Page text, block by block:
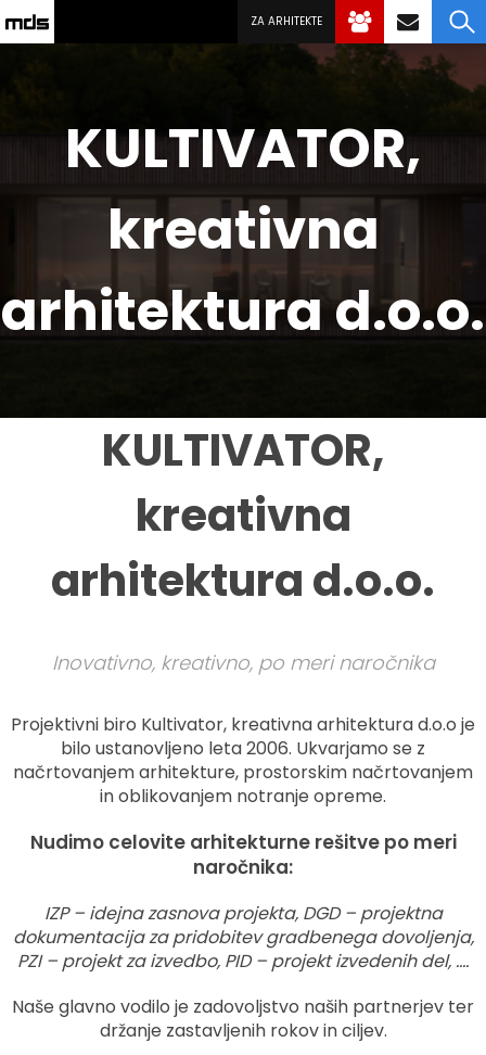
ZA ARHITEKTE
KULTIVATOR,
kreativna
arhitektura d.o.o.
KULTIVATOR,
kreativna
arhitektura d.o.o.
Inovativno, kreativno, po meri naročnika
Projektivni biro Kultivator, kreativna arhitektura d.o.o je
bilo ustanovljeno leta 2006. Ukvarjamo se z
načrtovanjem arhitekture, prostorskim načrtovanjem
in oblikovanjem notranje opreme.
Nudimo celovite arhitekturne rešitve po meri
naročnika:
IZP – idejna zasnova projekta, DGD – projektna
dokumentacija za pridobitev gradbenega dovoljenja,
PZI – projekt za izvedbo, PID – projekt izvedenih del, ….
Naše glavno vodilo je zadovoljstvo naših partnerjev ter
držanje zastavljenih rokov in ciljev.